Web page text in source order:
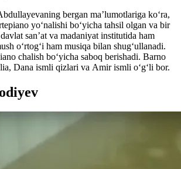
bergan ma’lumotlariga ko‘ra,
yo‘nalishi bo‘yicha tahsil olgan va bir
san’at va madaniyat institutida ham
o‘rtog‘i ham musiqa bilan shug‘ullanadi.
chalish bo‘yicha saboq berishadi. Barno
Dana ismli qizlari va Amir ismli o‘g‘li bor.